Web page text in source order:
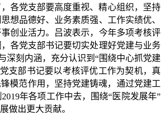
各党支部要高度重视、精心组织，坚持
想品德好、业务素质强、工作实绩优、
创业活力。吕波表示，今年多项考核评
各党支部书记要切实处理好党建与业务
深刻内涵，充分认识到“围绕中心抓党建
支部书记要以考核评优工作为契机，真
模范作用，坚持党建铸魂，通过党建工
年各项工作中去，围绕“医院发展年”
做出更大贡献。